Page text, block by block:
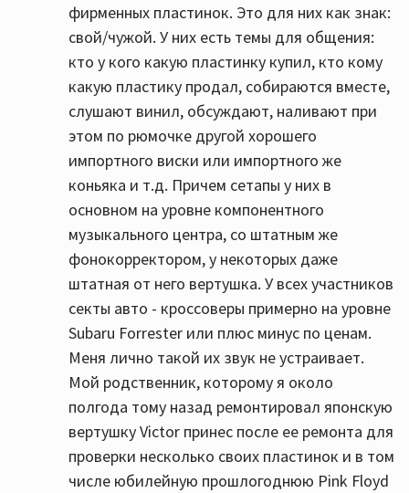
фирменных пластинок. Это для них как знак:
свой/чужой. У них есть темы для общения:
кто у кого какую пластинку купил, кто кому
какую пластику продал, собираются вместе,
слушают винил, обсуждают, наливают при
этом по рюмочке другой хорошего
импортного виски или импортного же
коньяка и т.д. Причем сетапы у них в
основном на уровне компонентного
музыкального центра, со штатным же
фонокорректором, у некоторых даже
штатная от него вертушка. У всех участников
секты авто - кроссоверы примерно на уровне
Subaru Forrester или плюс минус по ценам.
Меня лично такой их звук не устраивает.
Мой родственник, которому я около
полгода тому назад ремонтировал японскую
вертушку Victor принес после ее ремонта для
проверки несколько своих пластинок и в том
числе юбилейную прошлогоднюю Pink Floyd